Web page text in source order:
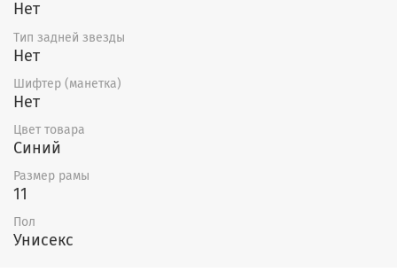
Нет
Тип задней звезды
Нет
Шифтер (манетка)
Нет
Цвет товара
Синий
Размер рамы
11
Пол
Унисекс